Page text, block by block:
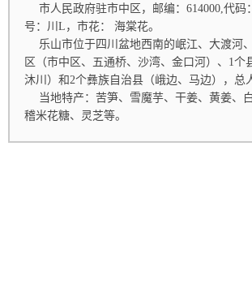
市人民政府驻市中区，邮编：614000,代码
号：川L，市花： 海棠花。
乐山市位于四川盆地西南的岷江、大渡河
区（市中区、五通桥、沙湾、金口河）、1
沐川）和2个彝族自治县（峨边、马边），总
当地特产：苦笋、雪魔芋、干姜、黄姜、
稽米花糖、灵芝等。